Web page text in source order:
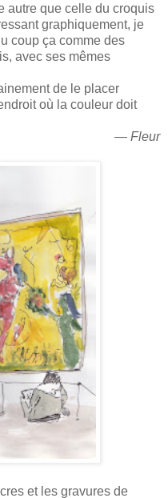
autre que celle du croquis
graphiquement, je
coup ça comme des
avec ses mêmes
de le placer
où la couleur doit
— Fleur
et les gravures de